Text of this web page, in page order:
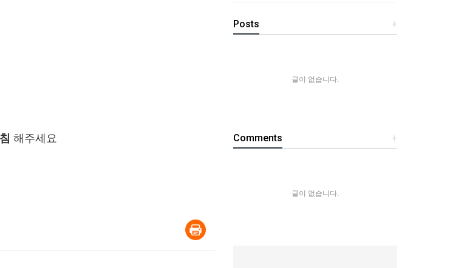
해주세요
+
Posts
글이 없습니다.
+
Comments
글이 없습니다.